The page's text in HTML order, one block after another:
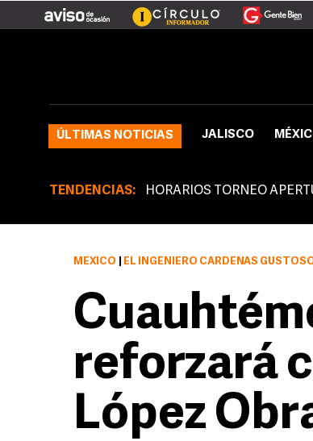
ÚLTIMAS NOTICIAS JALISCO
TENDENCIAS: HORARIOS TORNEO
MÉXICO EL INGENIERO CÁRDENAS GUSTOSO
reforzará
López